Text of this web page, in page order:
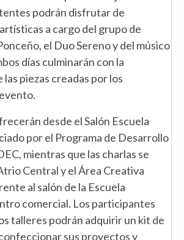
podrán disfrutar de
a cargo del grupo de
el Duo Sereno y del músico
días culminarán con la
piezas creadas por los
desde el Salón Escuela
por el Programa de Desarrollo
mientras que las charlas se
Central y el Área Creativa
al salón de la Escuela
comercial. Los participantes
talleres podrán adquirir un kit de
sus proyectos y